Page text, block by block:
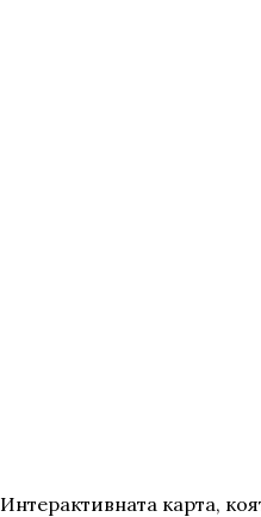
Интерактивната карта,